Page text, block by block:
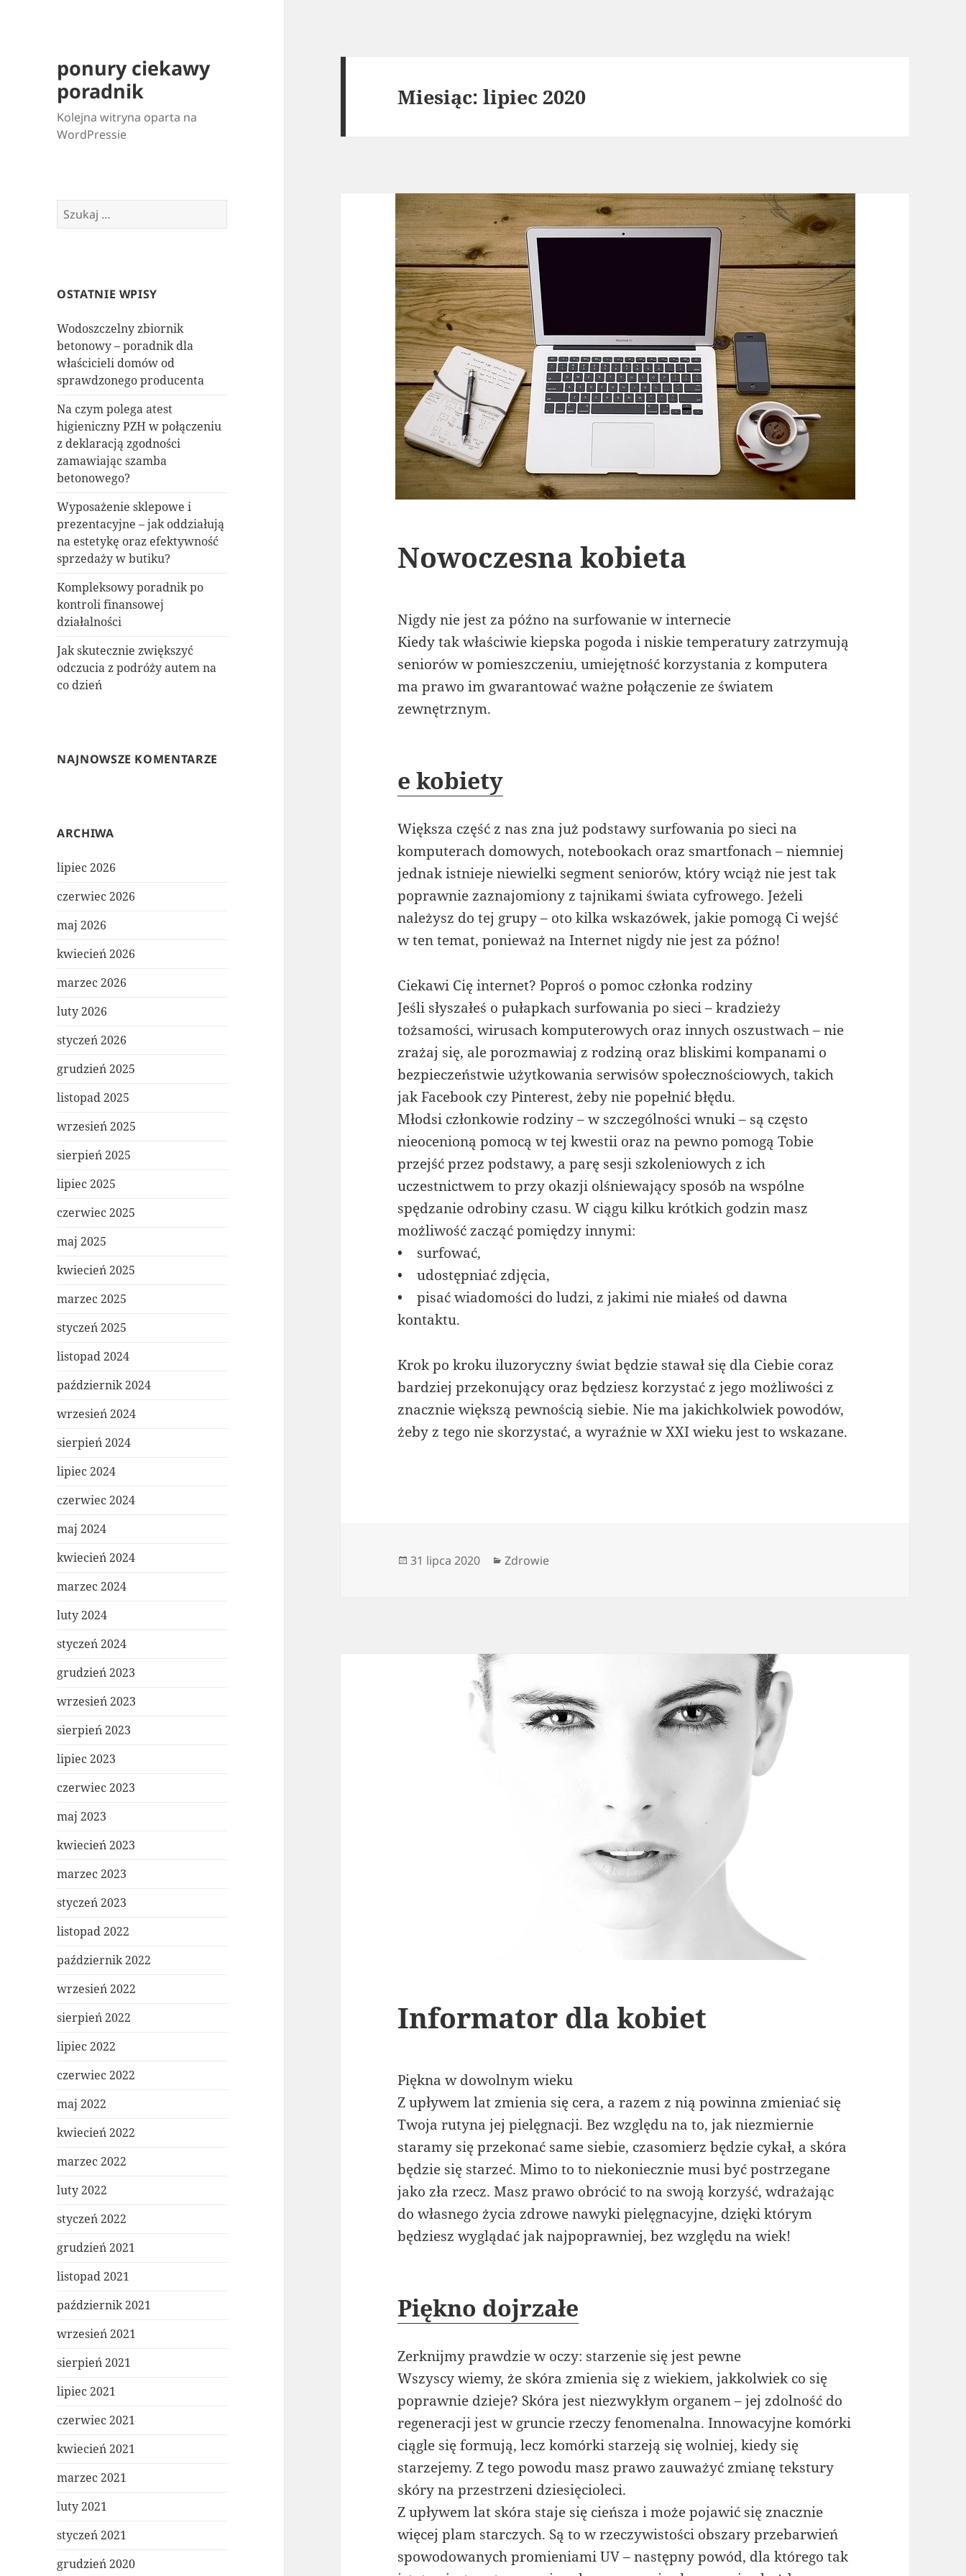
ponury ciekawy
poradnik
Kolejna witryna oparta na
WordPressie
Szukaj:
OSTATNIE WPISY
Wodoszczelny zbiornik
betonowy – poradnik dla
właścicieli domów od
sprawdzonego producenta
Na czym polega atest
higieniczny PZH w połączeniu
z deklaracją zgodności
zamawiając szamba
betonowego?
Wyposażenie sklepowe i
prezentacyjne – jak oddziałują
na estetykę oraz efektywność
sprzedaży w butiku?
Kompleksowy poradnik po
kontroli finansowej
działalności
Jak skutecznie zwiększyć
odczucia z podróży autem na
co dzień
NAJNOWSZE KOMENTARZE
ARCHIWA
lipiec 2026
czerwiec 2026
maj 2026
kwiecień 2026
marzec 2026
luty 2026
styczeń 2026
grudzień 2025
listopad 2025
wrzesień 2025
sierpień 2025
lipiec 2025
czerwiec 2025
maj 2025
kwiecień 2025
marzec 2025
styczeń 2025
listopad 2024
październik 2024
wrzesień 2024
sierpień 2024
lipiec 2024
czerwiec 2024
maj 2024
kwiecień 2024
marzec 2024
luty 2024
styczeń 2024
grudzień 2023
wrzesień 2023
sierpień 2023
lipiec 2023
czerwiec 2023
maj 2023
kwiecień 2023
marzec 2023
styczeń 2023
listopad 2022
październik 2022
wrzesień 2022
sierpień 2022
lipiec 2022
czerwiec 2022
maj 2022
kwiecień 2022
marzec 2022
luty 2022
styczeń 2022
grudzień 2021
listopad 2021
październik 2021
wrzesień 2021
sierpień 2021
lipiec 2021
czerwiec 2021
kwiecień 2021
marzec 2021
luty 2021
styczeń 2021
grudzień 2020
Miesiąc:lipiec 2020
Nowoczesna kobieta
Nigdy nie jest za późno na surfowanie w internecie
Kiedy tak właściwie kiepska pogoda i niskie temperatury zatrzymują
seniorów w pomieszczeniu, umiejętność korzystania z komputera
ma prawo im gwarantować ważne połączenie ze światem
zewnętrznym.
e kobiety
Większa część z nas zna już podstawy surfowania po sieci na
komputerach domowych, notebookach oraz smartfonach – niemniej
jednak istnieje niewielki segment seniorów, który wciąż nie jest tak
poprawnie zaznajomiony z tajnikami świata cyfrowego. Jeżeli
należysz do tej grupy – oto kilka wskazówek, jakie pomogą Ci wejść
w ten temat, ponieważ na Internet nigdy nie jest za późno!
Ciekawi Cię internet? Poproś o pomoc członka rodziny
Jeśli słyszałeś o pułapkach surfowania po sieci – kradzieży
tożsamości, wirusach komputerowych oraz innych oszustwach – nie
zrażaj się, ale porozmawiaj z rodziną oraz bliskimi kompanami o
bezpieczeństwie użytkowania serwisów społecznościowych, takich
jak Facebook czy Pinterest, żeby nie popełnić błędu.
Młodsi członkowie rodziny – w szczególności wnuki – są często
nieocenioną pomocą w tej kwestii oraz na pewno pomogą Tobie
przejść przez podstawy, a parę sesji szkoleniowych z ich
uczestnictwem to przy okazji olśniewający sposób na wspólne
spędzanie odrobiny czasu. W ciągu kilku krótkich godzin masz
możliwość zacząć pomiędzy innymi:
• surfować,
• udostępniać zdjęcia,
• pisać wiadomości do ludzi, z jakimi nie miałeś od dawna
kontaktu.
Krok po kroku iluzoryczny świat będzie stawał się dla Ciebie coraz
bardziej przekonujący oraz będziesz korzystać z jego możliwości z
znacznie większą pewnością siebie. Nie ma jakichkolwiek powodów,
żeby z tego nie skorzystać, a wyraźnie w XXI wieku jest to wskazane.
Data
31 lipca 2020 Kategorie
Zdrowie
Informator dla kobiet
Piękna w dowolnym wieku
Z upływem lat zmienia się cera, a razem z nią powinna zmieniać się
Twoja rutyna jej pielęgnacji. Bez względu na to, jak niezmiernie
staramy się przekonać same siebie, czasomierz będzie cykał, a skóra
będzie się starzeć. Mimo to to niekoniecznie musi być postrzegane
jako zła rzecz. Masz prawo obrócić to na swoją korzyść, wdrażając
do własnego życia zdrowe nawyki pielęgnacyjne, dzięki którym
będziesz wyglądać jak najpoprawniej, bez względu na wiek!
Piękno dojrzałe
Zerknijmy prawdzie w oczy: starzenie się jest pewne
Wszyscy wiemy, że skóra zmienia się z wiekiem, jakkolwiek co się
poprawnie dzieje? Skóra jest niezwykłym organem – jej zdolność do
regeneracji jest w gruncie rzeczy fenomenalna. Innowacyjne komórki
ciągle się formują, lecz komórki starzeją się wolniej, kiedy się
starzejemy. Z tego powodu masz prawo zauważyć zmianę tekstury
skóry na przestrzeni dziesięcioleci.
Z upływem lat skóra staje się cieńsza i może pojawić się znacznie
więcej plam starczych. Są to w rzeczywistości obszary przebarwień
spowodowanych promieniami UV – następny powód, dla którego tak